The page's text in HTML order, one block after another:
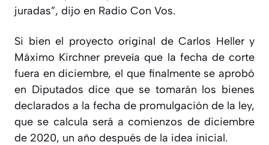
juradas”, dijo en Radio Con Vos.
Si bien el proyecto original de Carlos Heller y
Máximo Kirchner preveía que la fecha de corte
fuera en diciembre, el que finalmente se aprobó
en Diputados dice que se tomarán los bienes
declarados a la fecha de promulgación de la ley,
que se calcula será a comienzos de diciembre
de 2020, un año después de la idea inicial.